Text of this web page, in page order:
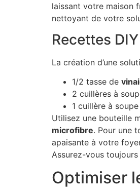
laissant votre maison
nettoyant de votre
Recettes
La création d’une
1/2 tasse de
2 cuillères à
1 cuillère à
Utilisez une bouteille
microfibre. Pour une
apaisante à votre
Assurez-vous
Optimiser